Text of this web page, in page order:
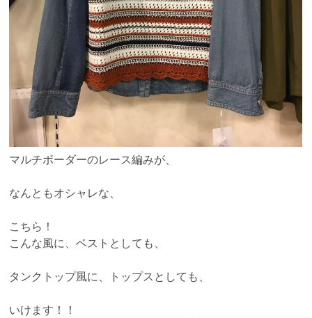
マルチボーダーのレース編みが、
なんともオシャレな、
こちら！
こんな風に、ベストとしても、
タンクトップ風に、トップスとしても、
いけます！！